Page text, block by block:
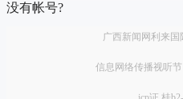
没有帐号?
广西新闻网利来
信息网络传播视听